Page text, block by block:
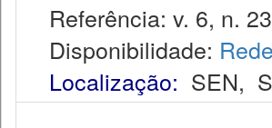
Referência: v. 6, n.
Disponibilidade:
Localização: SEN,